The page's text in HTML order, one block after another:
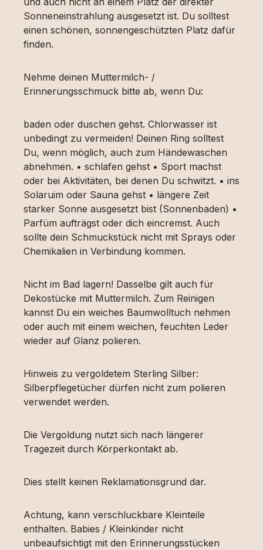
Sonneneinstrahlung ausgesetzt ist. Du solltest
einen schönen, sonnengeschützten Platz dafür
finden.
Nehme deinen Muttermilch- /
Erinnerungsschmuck bitte ab, wenn Du:
baden oder duschen gehst. Chlorwasser ist
unbedingt zu vermeiden! Deinen Ring solltest
Du, wenn möglich, auch zum Händewaschen
abnehmen. • schlafen gehst • Sport machst
oder bei Aktivitäten, bei denen Du schwitzt. • ins
Solaruim oder Sauna gehst • längere Zeit
starker Sonne ausgesetzt bist (Sonnenbaden) •
Parfüm aufträgst oder dich eincremst. Auch
sollte dein Schmuckstück nicht mit Sprays oder
Chemikalien in Verbindung kommen.
Nicht im Bad lagern! Dasselbe gilt auch für
Dekostücke mit Muttermilch. Zum Reinigen
kannst Du ein weiches Baumwolltuch nehmen
oder auch mit einem weichen, feuchten Leder
wieder auf Glanz polieren.
Hinweis zu vergoldetem Sterling Silber:
Silberpflegetücher dürfen nicht zum polieren
verwendet werden.
Die Vergoldung nutzt sich nach längerer
Tragezeit durch Körperkontakt ab.
Dies stellt keinen Reklamationsgrund dar.
Achtung, kann verschluckbare Kleinteile
enthalten. Babies / Kleinkinder nicht
unbeaufsichtigt mit den Erinnerungsstücken